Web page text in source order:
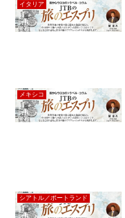
イタリア
メキシコ
シアトル／ポートランド